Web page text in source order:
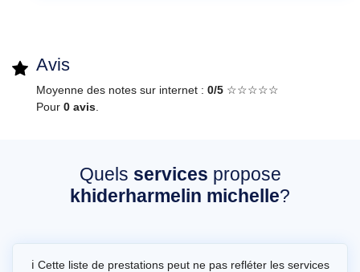
Avis
Moyenne des notes sur internet : 0/5 ☆☆☆☆☆
Pour 0 avis
Quels services propose
khiderharmelin michelle?
ℹ️ Cette liste de prestations peut ne pas refléter les services